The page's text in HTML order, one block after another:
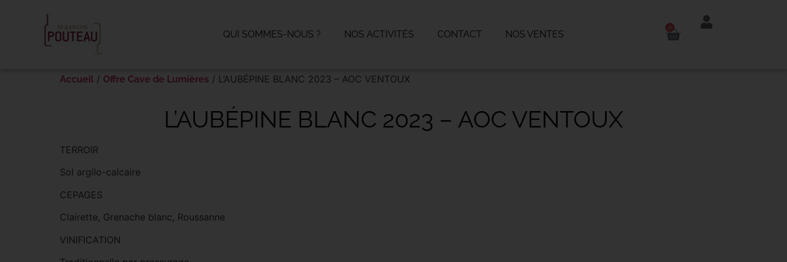
QUI SOMMES-NOUS ? NOS ACTIVITÉS CONTACT NOS VENTES
Accueil / Offre Cave de Lumières / L’AUBÉPINE BLANC 2023 – AOC VENTOUX
L’AUBÉPINE BLANC 2023 – AOC VENTOUX
TERROIR
Sol argilo-calcaire
CEPAGES
Clairette, Grenache blanc, Roussanne
VINIFICATION